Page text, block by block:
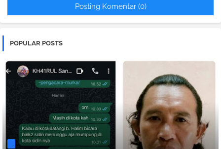
Posting Komentar (0)
POPULAR POSTS